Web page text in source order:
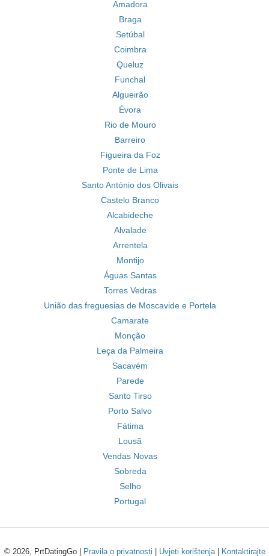
Amadora
Braga
Setúbal
Coimbra
Queluz
Funchal
Algueirão
Évora
Rio de Mouro
Barreiro
Figueira da Foz
Ponte de Lima
Santo António dos Olivais
Castelo Branco
Alcabideche
Alvalade
Arrentela
Montijo
Águas Santas
Torres Vedras
União das freguesias de Moscavide e Portela
Camarate
Monção
Leça da Palmeira
Sacavém
Parede
Santo Tirso
Porto Salvo
Fátima
Lousã
Vendas Novas
Sobreda
Selho
Portugal
© 2026, PrtDatingGo | Pravila o privatnosti Uvjeti korištenja| Kontaktirajte